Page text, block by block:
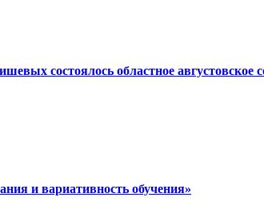
состоялось областное августовское
и вариативность обучения»